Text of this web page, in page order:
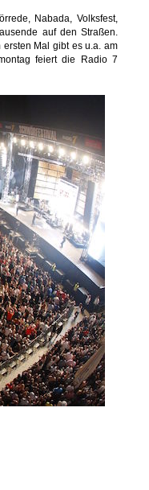
Nabada, Volksfest,
auf den Straßen.
Mal gibt es u.a. am
feiert die Radio 7